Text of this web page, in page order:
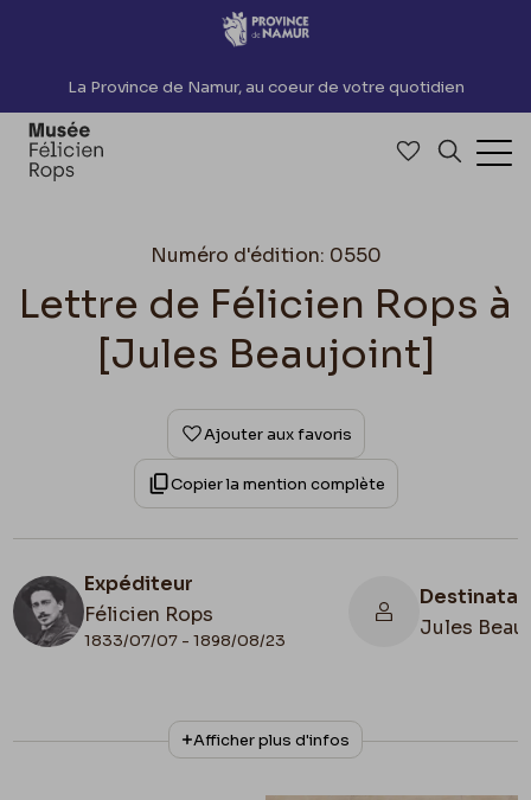
Accèder directement au contenu
La Province de Namur, au coeur de votre quotidien
Accéder à
Numéro d'édition: 0550
Lettre de Félicien Rops à
[Jules Beaujoint]
Ajouter aux favoris
Copier la mention complète
Expéditeur
Félicien Rops
1833/07/07 - 1898/08/23
Jules
N° d'inventaire
III/215/1/48
Collationnage
Autographe
Afficher plus d'infos